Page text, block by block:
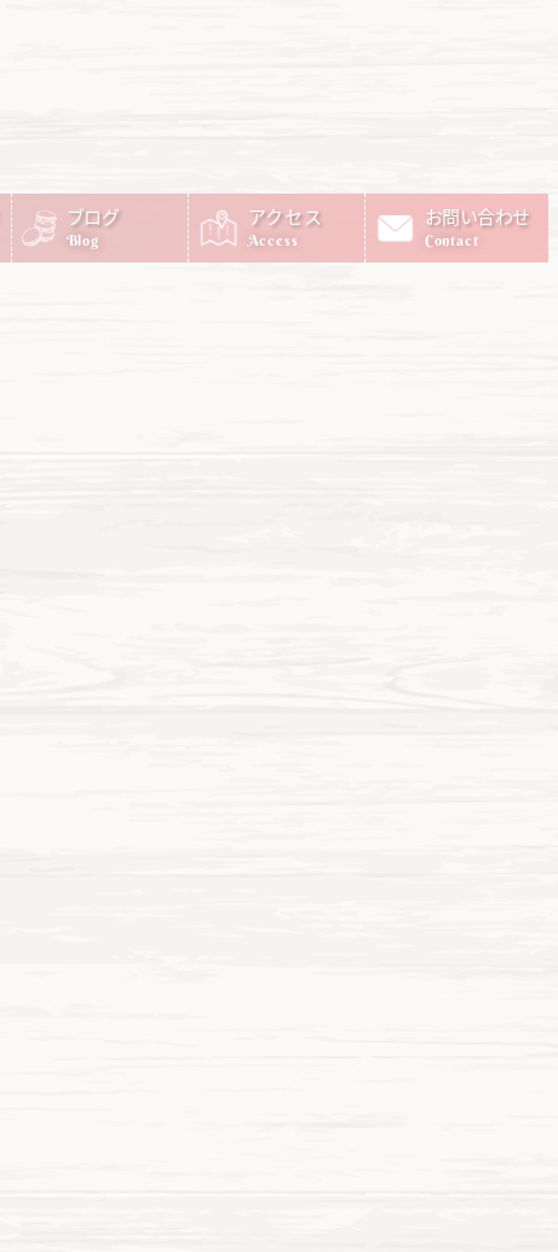
ブログ
Blog
アクセス
Access
お問い合わせ
Contact